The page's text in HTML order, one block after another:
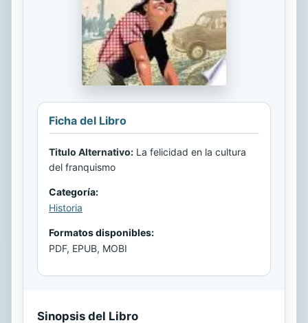
Ficha del Libro
Titulo Alternativo: La felicidad en la cultura
del franquismo
Categoría:
Historia
Formatos disponibles:
PDF, EPUB, MOBI
Sinopsis del Libro